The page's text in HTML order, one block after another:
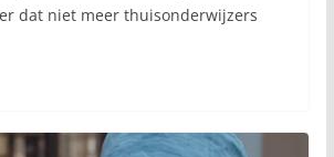
dat niet meer thuisonderwijzers